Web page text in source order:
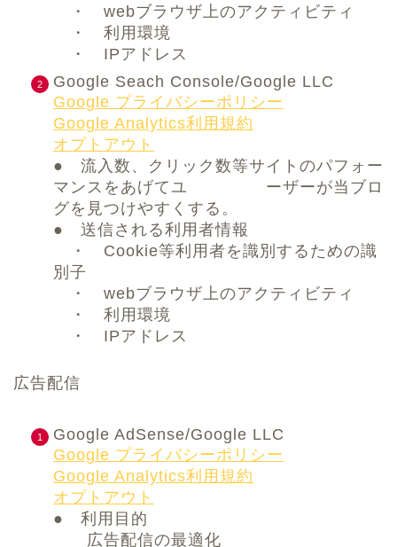
・ webブラウザ上のアクティビティ
・ 利用環境
・ IPアドレス
Google Seach Console/Google LLC
Google プライバシーポリシー
Google Analytics利用規約
オプトアウト
● 流入数、クリック数等サイトのパフォー
マンスをあげてユ ーザーが当ブロ
グを見つけやすくする。
● 送信される利用者情報
・ Cookie等利用者を識別するための識
別子
・ webブラウザ上のアクティビティ
・ 利用環境
・ IPアドレス
広告配信
Google AdSense/Google LLC
Google プライバシーポリシー
Google Analytics利用規約
オプトアウト
● 利用目的
広告配信の最適化